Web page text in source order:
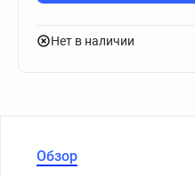
Нет в наличии
Обзор